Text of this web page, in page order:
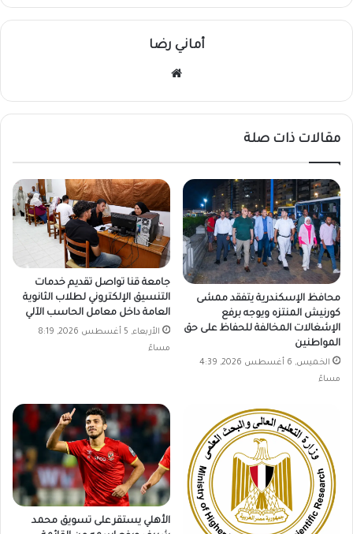
أماني رضا
مقالات ذات صلة
محافظ الإسكندرية يتفقد ممشى
كورنيش المنتزه ويوجه برفع
الإشغالات المخالفة للحفاظ على حق
المواطنين
الخميس, 6 أغسطس 2026, 4:39
مساءً
جامعة قنا تواصل تقديم خدمات
التنسيق الإلكتروني لطلاب الثانوية
العامة داخل معامل الحاسب الآلي
الأربعاء, 5 أغسطس 2026, 8:19
مساءً
الأهلي يستقر على تسويق محمد